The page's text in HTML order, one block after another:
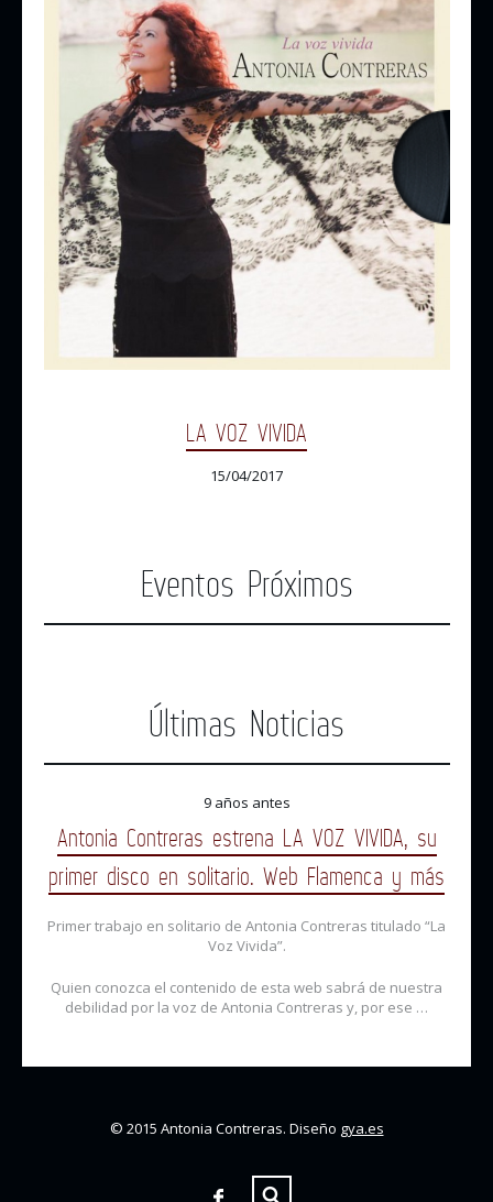
LA VOZ VIVIDA
15/04/2017
Eventos Próximos
Últimas Noticias
9 años antes
Antonia Contreras estrena LA VOZ VIVIDA, su
primer disco en solitario. Web Flamenca y más
Primer trabajo en solitario de Antonia Contreras titulado “La
Voz Vivida”.
Quien conozca el contenido de esta web sabrá de nuestra
debilidad por la voz de Antonia Contreras y, por ese …
© 2015 Antonia Contreras. Diseño gya.es